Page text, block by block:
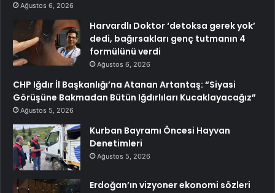
Ağustos 6, 2026
Harvardlı Doktor ‘detoksa gerek yok’
dedi, bağırsakları genç tutmanın 4
formülünü verdi
Ağustos 6, 2026
CHP Iğdır İl Başkanlığı’na Atanan Artantaş: “Siyasi
Görüşüne Bakmadan Bütün Iğdırlıları Kucaklayacağız”
Ağustos 5, 2026
Kurban Bayramı Öncesi Hayvan
Denetimleri
Ağustos 5, 2026
Erdoğan’ın vizyoner ekonomi sözleri